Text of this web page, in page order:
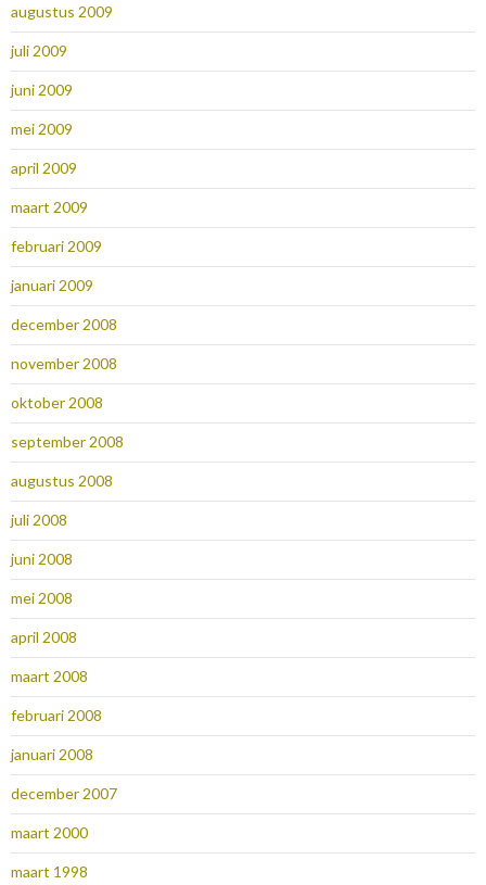
augustus 2009
juli 2009
juni 2009
mei 2009
april 2009
maart 2009
februari 2009
januari 2009
december 2008
november 2008
oktober 2008
september 2008
augustus 2008
juli 2008
juni 2008
mei 2008
april 2008
maart 2008
februari 2008
januari 2008
december 2007
maart 2000
maart 1998